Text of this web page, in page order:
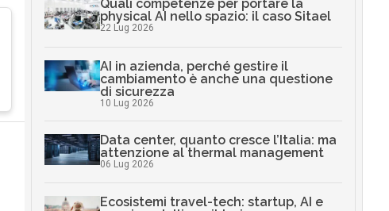
Quali competenze per portare la
physical AI nello spazio: il caso Sitael
22 Lug 2026
AI in azienda, perché gestire il
cambiamento è anche una questione
di sicurezza
10 Lug 2026
Data center, quanto cresce l’Italia: ma
attenzione al thermal management
06 Lug 2026
Ecosistemi travel-tech: startup, AI e